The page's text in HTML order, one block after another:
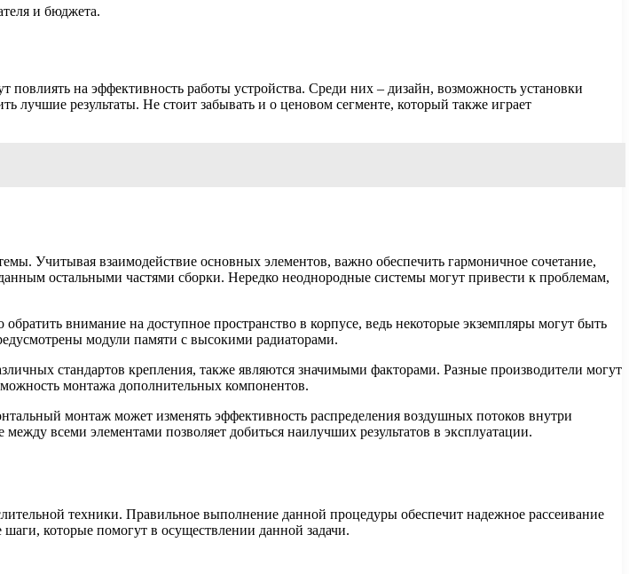
и бюджета.
на эффективность работы устройства. Среди них – дизайн, возможность установки
лучшие результаты. Не стоит забывать и о ценовом сегменте, который также играет
Учитывая взаимодействие основных элементов, важно обеспечить гармоничное сочетание,
остальными частями сборки. Нередко неоднородные системы могут привести к проблемам,
внимание на доступное пространство в корпусе, ведь некоторые экземпляры могут быть
модули памяти с высокими радиаторами.
стандартов крепления, также являются значимыми факторами. Разные производители могут
монтажа дополнительных компонентов.
монтаж может изменять эффективность распределения воздушных потоков внутри
всеми элементами позволяет добиться наилучших результатов в эксплуатации.
техники. Правильное выполнение данной процедуры обеспечит надежное рассеивание
которые помогут в осуществлении данной задачи.